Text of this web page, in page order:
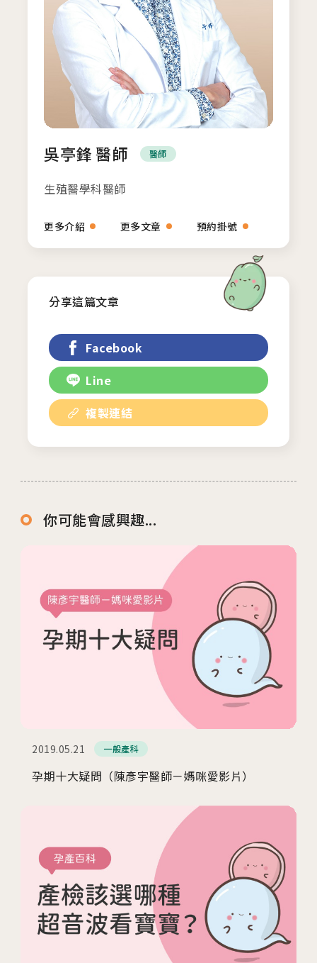
吳亭鋒 醫師 醫師
生殖醫學科醫師
更多介紹 更多文章 預約掛號
分享這篇文章
Facebook
Line
複製連結
你可能會感興趣...
2019.05.21 一般產科
孕期十大疑問（陳彥宇醫師－媽咪愛影片）